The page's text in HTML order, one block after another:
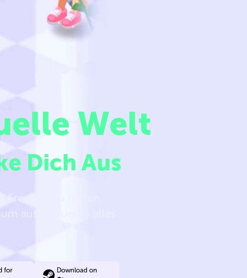
Welt
Dich Aus
zu finden,
aufzubauen – alles
for Download on